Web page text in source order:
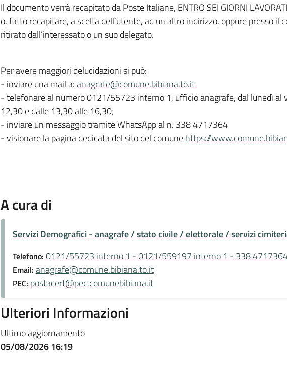
Il documento verrà recapitato da Poste Italiane, ENTRO SEI GIORNI
o, fatto recapitare, a scelta dell’utente, ad un altro indirizzo, oppure presso il
ritirato dall’interessato o un suo delegato.
Per avere maggiori delucidazioni si può:
- inviare una mail a:anagrafe@comune.bibiana.to.it
- telefonare al numero 0121/55723 interno 1, ufficio anagrafe, dal lunedì al
12,30 e dalle 13,30 alle 16,30;
- inviare un messaggio tramite WhatsApp al n. 338 4717364
- visionare la pagina dedicata del sito del comunehttps://
A cura di
Servizi Demografici - anagrafe / stato civile / elettorale / servizi
Telefono: 0121/55723 interno 1 - 0121/559197 interno 1 - 338
Email: anagrafe@comune.bibiana.to.it
PEC: postacert@pec.comunebibiana.it
Ulteriori Informazioni
Ultimo aggiornamento
05/08/2026 16:19